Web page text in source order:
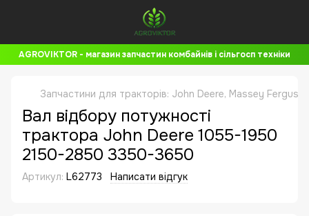
AGROVIKTOR - магазин запчастин комбайнів і сільгосп техніки
Запчастини для тракторів: John Deere, Massey
Вал відбору потужності
трактора John Deere 1055-1950
2150-2850 3350-3650
Артикул: L62773 Написати відгук